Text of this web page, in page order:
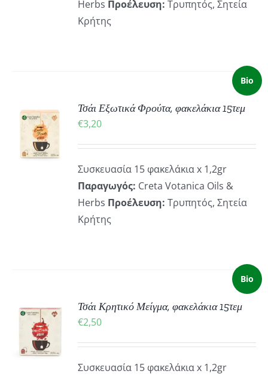
Herbs Προέλευση: Τρυπητός, Σητεία
Κρήτης
Bio
Τσάι Εξωτικά Φρούτα, φακελάκια 15τεμ
€3,20
Συσκευασία 15 φακελάκια x 1,2gr
Παραγωγός: Creta Votanica Oils &
Herbs Προέλευση: Τρυπητός, Σητεία
Κρήτης
Bio
Τσάι Κρητικό Μείγμα, φακελάκια 15τεμ
€2,50
Συσκευασία 15 φακελάκια x 1,2gr